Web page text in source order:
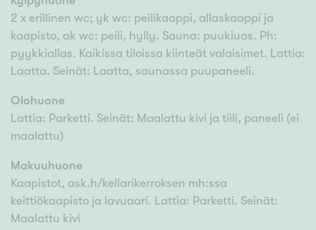
2 x erillinen wc; yk wc: peilikaappi, allaskaappi ja
kaapisto, ak wc: peili, hylly. Sauna: puukiuas. Ph:
pyykkiallas. Kaikissa tiloissa kiinteät valaisimet. Lattia:
Laatta. Seinät: Laatta, saunassa puupaneeli.
Olohuone
Lattia: Parketti. Seinät: Maalattu kivi ja tiili, paneeli (ei
maalattu)
Makuuhuone
Kaapistot, ask.h/kellarikerroksen mh:ssa
keittiökaapisto ja lavuaari. Lattia: Parketti. Seinät:
Maalattu kivi